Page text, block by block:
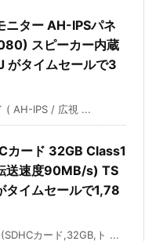
ニター AH-IPSパネ
スピーカー内蔵
タイムセールで3
( AH-IPS / 広視 ...
カード 32GB Class1
送速度90MB/s) TS
タイムセールで1,78
カード,32GB,ト ...